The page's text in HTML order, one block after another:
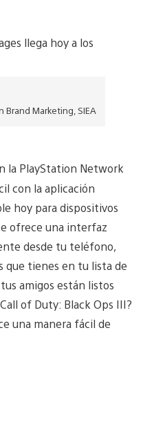
Marketing, SIEA
la PlayStation Network
con la aplicación
hoy para dispositivos
ofrece una interfaz
desde tu teléfono,
que tienes en tu lista de
amigos están listos
of Duty: Black Ops III?
una manera fácil de